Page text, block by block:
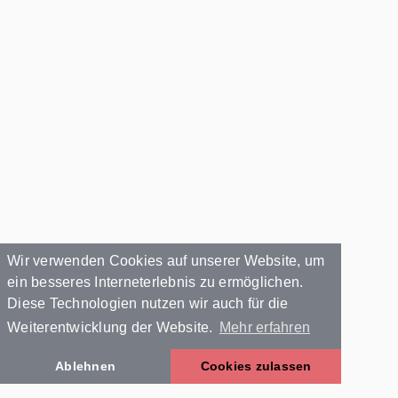
Wir verwenden Cookies auf unserer Website, um
ein besseres Interneterlebnis zu ermöglichen.
Diese Technologien nutzen wir auch für die
Weiterentwicklung der Website.
Mehr erfahren
Ablehnen Cookies zulassen